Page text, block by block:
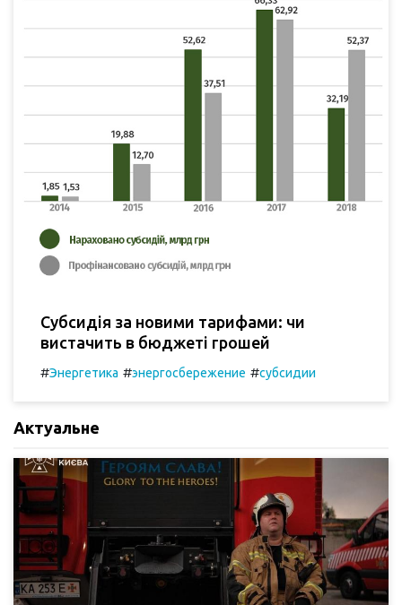
Субсидія за новими тарифами: чи
вистачить в бюджеті грошей
#Энергетика #энергосбережение #субсидии
Актуальне